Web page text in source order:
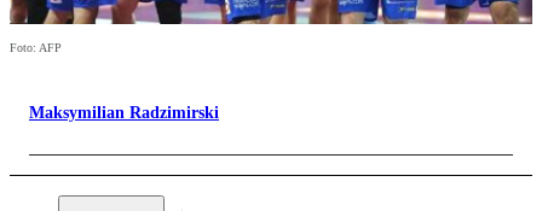
Foto: AFP
Maksymilian Radzimirski